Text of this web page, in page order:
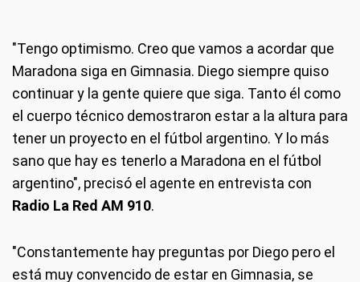
"Tengo optimismo. Creo que vamos a acordar que
Maradona siga en Gimnasia. Diego siempre quiso
continuar y la gente quiere que siga. Tanto él como
el cuerpo técnico demostraron estar a la altura para
tener un proyecto en el fútbol argentino. Y lo más
sano que hay es tenerlo a Maradona en el fútbol
argentino", precisó el agente en entrevista con
Radio La Red AM 910.
"Constantemente hay preguntas por Diego pero el
está muy convencido de estar en Gimnasia, se